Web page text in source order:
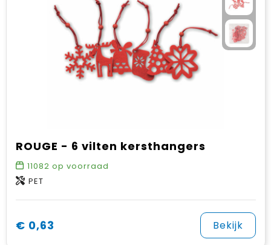
ROUGE - 6 vilten kersthangers
11082 op voorraad
PET
€ 0,63 Bekijk